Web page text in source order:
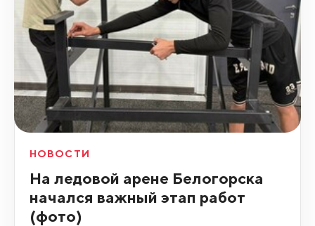
НОВОСТИ
На ледовой арене Белогорска
начался важный этап работ
(фото)